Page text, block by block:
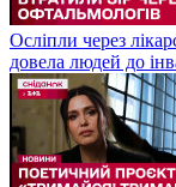
Осліпли через
довела людей до